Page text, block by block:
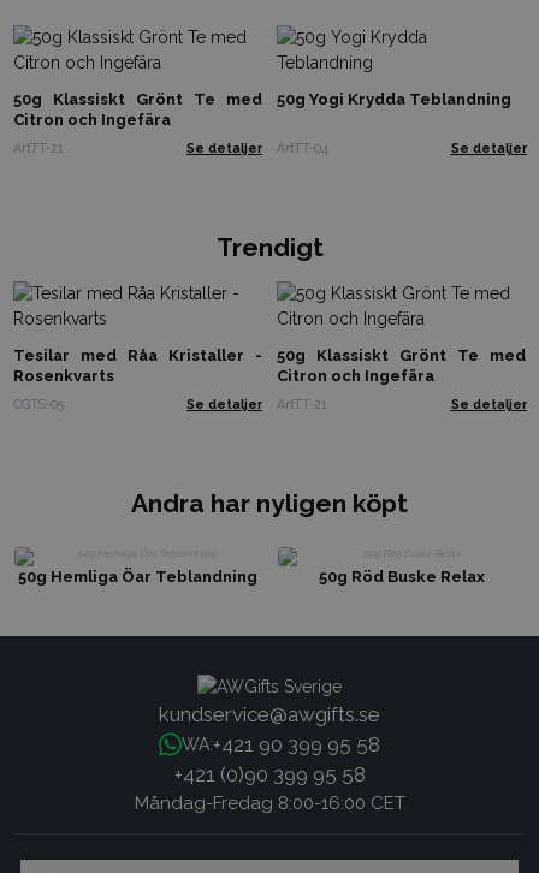
50g Klassiskt Grönt Te med
Citron och Ingefära
ArtTT-21 Se detaljer
50g Yogi Krydda Teblandning
ArtTT-04 Se detaljer
Trendigt
Tesilar med Råa Kristaller -
Rosenkvarts
CGTS-05 Se detaljer
50g Klassiskt Grönt Te med
Citron och Ingefära
ArtTT-21 Se detaljer
Andra har nyligen köpt
50g Hemliga Öar Teblandning 50g Röd Buske Relax
kundservice@awgifts.se
WA:+421 90 399 95 58
+421 (0)90 399 95 58
Måndag-Fredag 8:00-16:00 CET